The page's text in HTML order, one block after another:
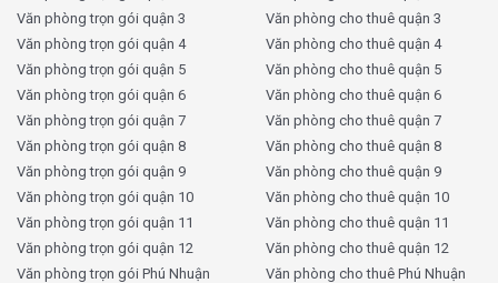
Văn phòng trọn gói quận 3
Văn phòng trọn gói quận 4
Văn phòng trọn gói quận 5
Văn phòng trọn gói quận 6
Văn phòng trọn gói quận 7
Văn phòng trọn gói quận 8
Văn phòng trọn gói quận 9
Văn phòng trọn gói quận 10
Văn phòng trọn gói quận 11
Văn phòng trọn gói quận 12
Văn phòng trọn gói Phú Nhuận
Văn phòng cho thuê quận 3
Văn phòng cho thuê quận 4
Văn phòng cho thuê quận 5
Văn phòng cho thuê quận 6
Văn phòng cho thuê quận 7
Văn phòng cho thuê quận 8
Văn phòng cho thuê quận 9
Văn phòng cho thuê quận 10
Văn phòng cho thuê quận 11
Văn phòng cho thuê quận 12
Văn phòng cho thuê Phú Nhuận